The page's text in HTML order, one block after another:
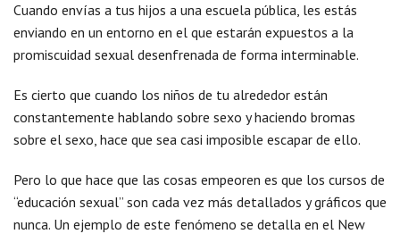
Cuando envías a tus hijos a una escuela pública, les estás
enviando en un entorno en el que estarán expuestos a la
promiscuidad sexual desenfrenada de forma interminable.
Es cierto que cuando los niños de tu alrededor están
constantemente hablando sobre sexo y haciendo bromas
sobre el sexo, hace que sea casi imposible escapar de ello.
Pero lo que hace que las cosas empeoren es que los cursos de
“educación sexual” son cada vez más detallados y gráficos que
nunca. Un ejemplo de este fenómeno se detalla en el New